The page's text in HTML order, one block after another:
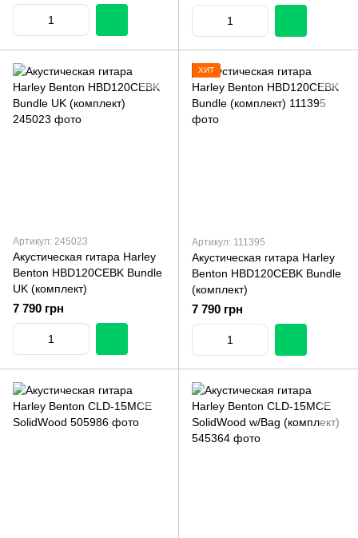
Артикул: 245023
Акустическая гитара Harley
Benton HBD120CEBK Bundle
UK (комплект)
7 790 грн
ХИТ
Артикул: 111395
Акустическая гитара Harley
Benton HBD120CEBK Bundle
(комплект)
7 790 грн